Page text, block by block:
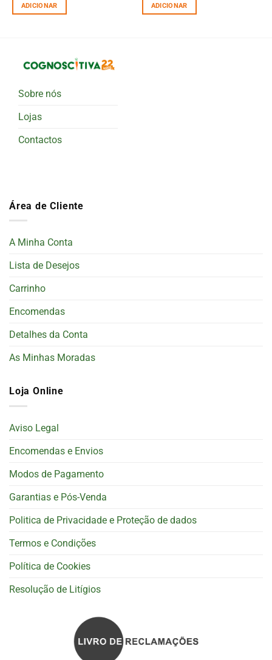
ADICIONAR ADICIONAR
Sobre nós
Lojas
Contactos
Área de Cliente
A Minha Conta
Lista de Desejos
Carrinho
Encomendas
Detalhes da Conta
As Minhas Moradas
Loja Online
Aviso Legal
Encomendas e Envios
Modos de Pagamento
Garantias e Pós-Venda
Politica de Privacidade e Proteção de dados
Termos e Condições
Política de Cookies
Resolução de Litígios